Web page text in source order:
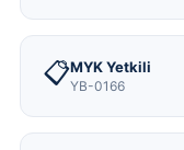
📋MYK Yetkili
YB-0166